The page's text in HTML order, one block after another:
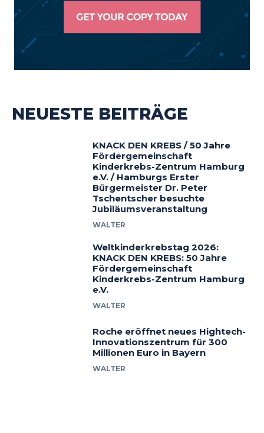
NEUESTE BEITRÄGE
KNACK DEN KREBS / 50 Jahre
Fördergemeinschaft
Kinderkrebs-Zentrum Hamburg
e.V. / Hamburgs Erster
Bürgermeister Dr. Peter
Tschentscher besuchte
Jubiläumsveranstaltung
WALTER
Weltkinderkrebstag 2026:
KNACK DEN KREBS: 50 Jahre
Fördergemeinschaft
Kinderkrebs-Zentrum Hamburg
e.V.
WALTER
Roche eröffnet neues Hightech-
Innovationszentrum für 300
Millionen Euro in Bayern
WALTER